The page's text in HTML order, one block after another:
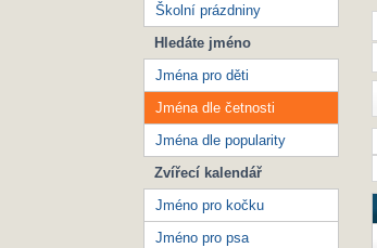
Školní prázdniny
Hledáte jméno
Jména pro děti
Jména dle četnosti
Jména dle popularity
Zvířecí kalendář
Jméno pro kočku
Jméno pro psa